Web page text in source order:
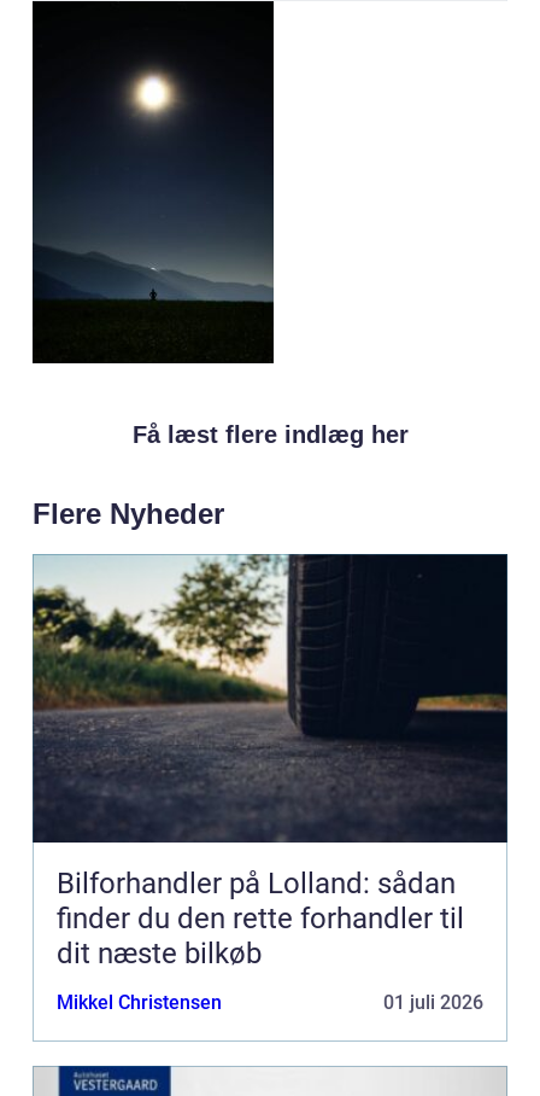
Få læst flere indlæg her
Flere Nyheder
Bilforhandler på Lolland: sådan
finder du den rette forhandler til
dit næste bilkøb
Mikkel Christensen 01 juli 2026